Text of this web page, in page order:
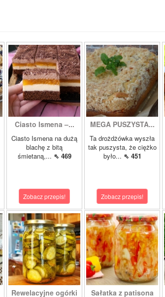
Ciasto Ismena –...
Ciasto Ismena na dużą
blachę z bitą
śmietaną,... ⇖ 469
Zobacz przepis!
MEGA PUSZYSTA...
Ta drożdżówka wyszła
tak puszysta, że ciężko
było... ⇖ 451
Zobacz przepis!
Rewelacyjne ogórki Sałatka z patisona